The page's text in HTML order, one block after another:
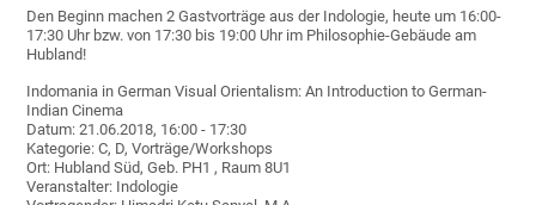
Den Beginn machen 2 Gastvorträge aus der Indologie, heute um 16:00-
17:30 Uhr bzw. von 17:30 bis 19:00 Uhr im Philosophie-Gebäude am
Hubland!
Indomania in German Visual Orientalism: An Introduction to German-
Indian Cinema
Datum: 21.06.2018, 16:00 - 17:30
Kategorie: C, D, Vorträge/Workshops
Ort: Hubland Süd, Geb. PH1 , Raum 8U1
Veranstalter: Indologie